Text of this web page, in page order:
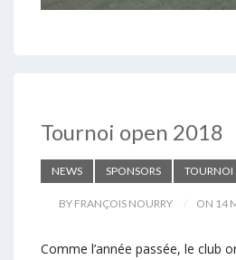
Tournoi open 2018
NEWS SPONSORS TOURNOI
BY FRANÇOIS NOURRY ON 14
Comme l’année passée, le club